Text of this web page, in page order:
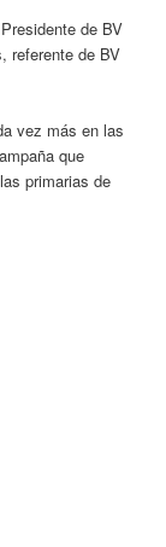
de BV
referente de BV
vez más en las
que
primarias de